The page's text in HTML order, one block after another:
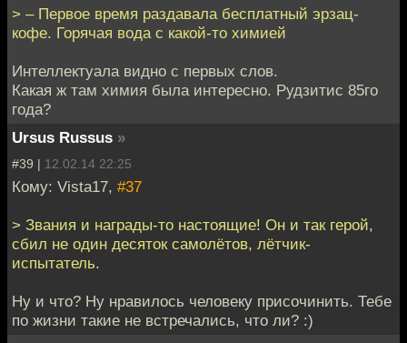
> – Первое время раздавала бесплатный эрзац-
кофе. Горячая вода с какой-то химией
Интеллектуала видно с первых слов.
Какая ж там химия была интересно. Рудзитис 85го
года?
Ursus Russus »
#39 | 12.02.14 22:25
Кому: Vista17, #37
> Звания и награды-то настоящие! Он и так герой,
сбил не один десяток самолётов, лётчик-
испытатель.
Ну и что? Ну нравилось человеку присочинить. Тебе
по жизни такие не встречались, что ли? :)